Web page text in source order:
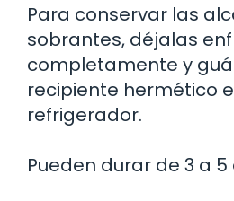
Para conservar las
sobrantes, déjalas
completamente y
recipiente hermético
refrigerador.
Pueden durar de 3 a 5